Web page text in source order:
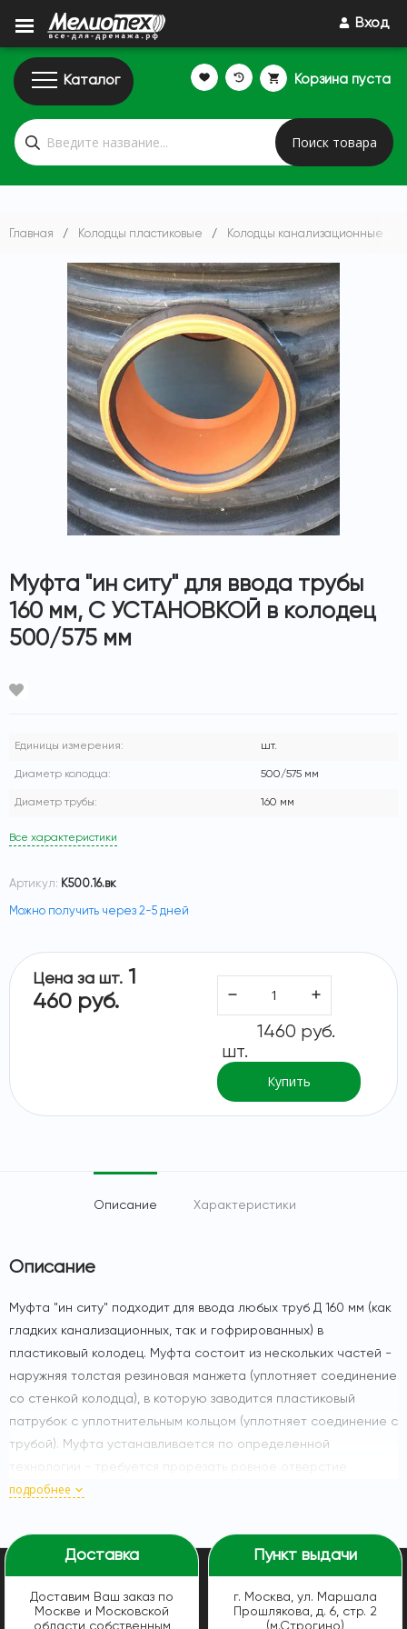
Доставка
Оплата
О магазине
Контакты
Вход
Каталог Корзина пуста
Поиск товара
Главная / Колодцы пластиковые / Колодцы канализационные
Муфта "ин ситу" для ввода трубы
160 мм, С УСТАНОВКОЙ в колодец
500/575 мм
Единицы измерения: шт.
Диаметр колодца: 500/575 мм
Диаметр трубы: 160 мм
Все характеристики
Артикул: К500.16.вк
Можно получить через 2-5 дней
Цена за шт. 1
460 руб.
шт.
1460 руб.
Купить
Описание Характеристики
Описание
Муфта "ин ситу" подходит для ввода любых труб Д 160 мм (как
гладких канализационных, так и гофрированных) в
пластиковый колодец. Муфта состоит из нескольких частей -
наружняя толстая резиновая манжета (уплотняет соединение
со стенкой колодца), в которую заводится пластиковый
патрубок с уплотнительным кольцом (уплотняет соединение с
трубой). Муфта устанавливается по определенной
определенного диаметра, завести резиновую манжету, и
известна, специалисты нашей компании установят муфту "ин
ситу" для ввода трубы 160 мм в колодец пластиковый 500/575
мм согласно технологии, качественно, в короткие сроки,
стоимость муфты включена. Если же места подключений
заранее не определены, муфта "ин ситу" врезается в
подробнее
Доставка
Доставим Ваш заказ по
Москве и Московской
области собственным
Пункт выдачи
г. Москва, ул. Маршала
Прошлякова, д. 6, стр. 2
(м.Строгино)